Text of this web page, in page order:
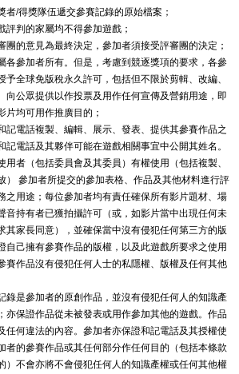
者/得獎隊伍遞交參賽記錄的原始檔案；
評判的家屬均不得參加遊戲；
團的意見為最終決定，參加者須接受評審團的決定；
各參加者所有。但是，考慮到競逐獎項的要求，各參
予全球免版稅永久許可，包括但不限於剪輯、改編、
向公眾提供以作投票及用作任何宣傳及營銷用途，即
片均可用作推廣目的；
記電話複製、編輯、展示、發表、提供其參賽作品之
記電話及其夥伴可能在遊戲相關事宜中公開其姓名。
用者（包括委員會及其委員）有權使用（包括複製、
） 參加者所提交的參加表格、作品及其他材料進行評
之用途；每位參加者均有責任確保所有影片題材、場
音持有者已獲拍攝許可（或，如影片當中出現任何未
其家長同意），並確保當中沒有侵犯任何第三方的版
自己擁有參賽作品的版權，以及此遊戲所要求之使用
賽作品沒有侵犯任何人士的私隱權、版權及任何其他
錄是參加者的原創作品，並沒有侵犯任何人的知識產
亦保證作品從未被發表或用作參加其他的遊戲。作品
任何違法的內容。參加者亦保證和記電話及其授權使
者的參賽作品或其任何部分作任何目的（包括本條款
）不會亦將不會侵犯任何人的知識產權或任何其他權